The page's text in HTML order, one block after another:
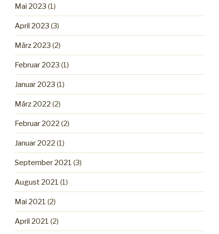
Mai 2023 (1)
April 2023 (3)
März 2023 (2)
Februar 2023 (1)
Januar 2023 (1)
März 2022 (2)
Februar 2022 (2)
Januar 2022 (1)
September 2021 (3)
August 2021 (1)
Mai 2021 (2)
April 2021 (2)